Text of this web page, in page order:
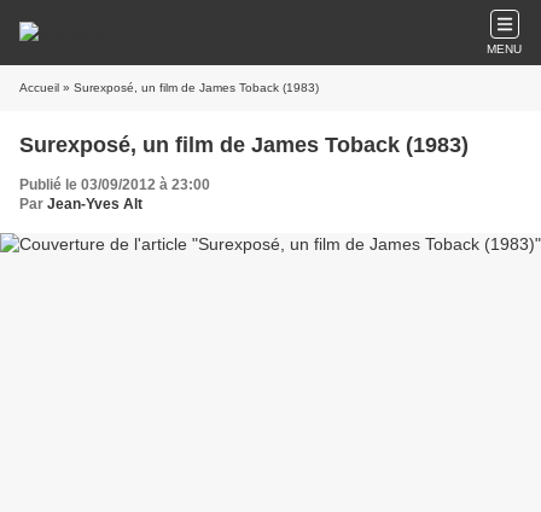
MENU
Accueil » Surexposé, un film de James Toback (1983)
Surexposé, un film de James Toback (1983)
Publié le 03/09/2012 à 23:00
Par Jean-Yves Alt